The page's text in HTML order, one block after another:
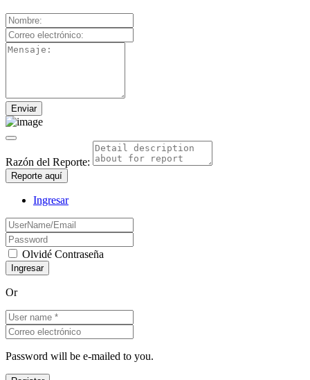
Razón del Reporte:
Reporte aquí
Ingresar
Olvidé Contraseña
Or
Password will be e-mailed to you.